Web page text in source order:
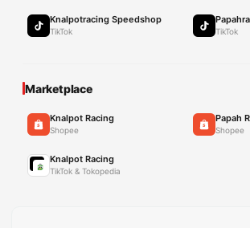
Knalpotracing Speedshop
TikTok TikTok
Marketplace
Knalpot Racing
Shopee
Papah
Shopee
Knalpot Racing
TikTok & Tokopedia